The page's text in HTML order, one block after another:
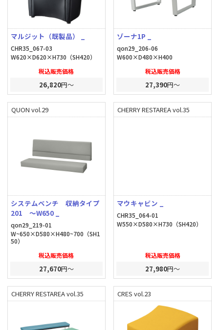
マルジット（既製品） _
CHR35_067-03
W620×D620×H730（SH420）
税込販売価格
26,820円～
ゾーナ1P _
qon29_206-06
W600×D480×H400
税込販売価格
27,390円～
QUON vol.29
システムベンチ 収納タイプ
201 ～W650 _
qon29_219-01
W~650×D580×H480~700（SH1
50）
税込販売価格
27,670円～
CHERRY RESTAREA vol.35
マウキャビン _
CHR35_064-01
W550×D580×H730（SH420）
税込販売価格
27,980円～
CHERRY RESTAREA vol.35 CRES vol.23